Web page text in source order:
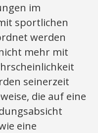
im
sportlichen
werden
mehr mit
seinerzeit
die auf eine
eine